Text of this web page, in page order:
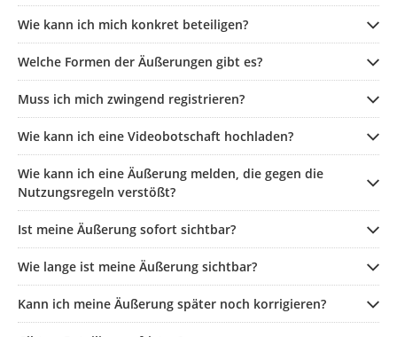
Wie kann ich mich konkret beteiligen?
Welche Formen der Äußerungen gibt es?
Muss ich mich zwingend registrieren?
Wie kann ich eine Videobotschaft hochladen?
Wie kann ich eine Äußerung melden, die gegen die
Nutzungsregeln verstößt?
Ist meine Äußerung sofort sichtbar?
Wie lange ist meine Äußerung sichtbar?
Kann ich meine Äußerung später noch korrigieren?